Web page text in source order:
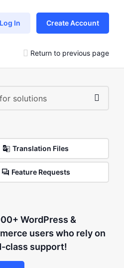
Log In Create Account
Return to previous page
Translation Files
Feature Requests
WordPress &
users who rely on
class support!